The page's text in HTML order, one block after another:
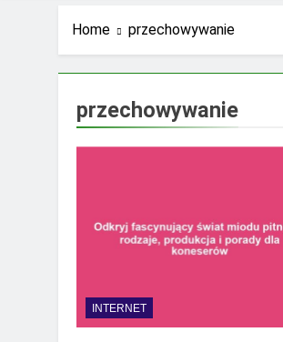
Home przechowywanie
przechowywanie
INTERNET